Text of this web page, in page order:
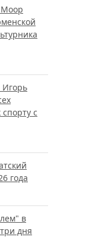
Моор
Игорь
с
года
в
дня